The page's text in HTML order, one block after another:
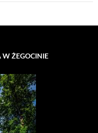
ŻEGOCINIE